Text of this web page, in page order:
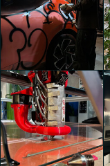
Lynk & Co presenta
"LYNES MILAN"
Isabella Erika
Schmalzbauer
Lynk & Co presenta
"LYNES MILAN"
Isabella Erika
Schmalzbauer